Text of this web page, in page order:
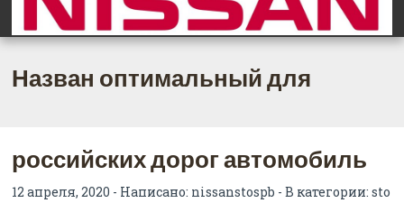
Назван оптимальный для
российских дорог автомобиль
12 апреля, 2020 - Написано: nissanstospb - В категории:sto